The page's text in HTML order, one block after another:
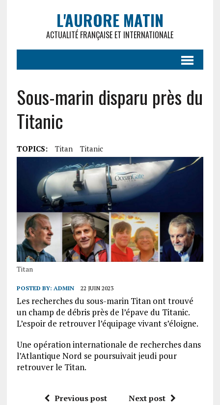
L'AURORE MATIN
ACTUALITÉ FRANÇAISE ET INTERNATIONALE
Sous-marin disparu près du
Titanic
TOPICS: Titan Titanic
Titan
POSTED BY: ADMIN 22 JUIN 2023
Les recherches du sous-marin Titan ont trouvé
un champ de débris près de l’épave du Titanic.
L’espoir de retrouver l’équipage vivant s’éloigne.
Une opération internationale de recherches dans
l’Atlantique Nord se poursuivait jeudi pour
retrouver le Titan.
Previous post Next post